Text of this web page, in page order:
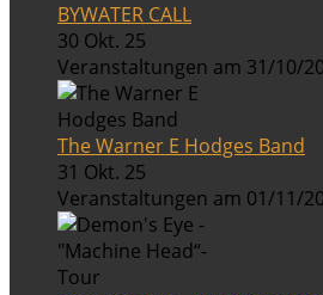
BYWATER CALL
30 Okt. 25
Veranstaltungen am 31/10/
The Warner E Hodges Band
31 Okt. 25
Veranstaltungen am 01/11/